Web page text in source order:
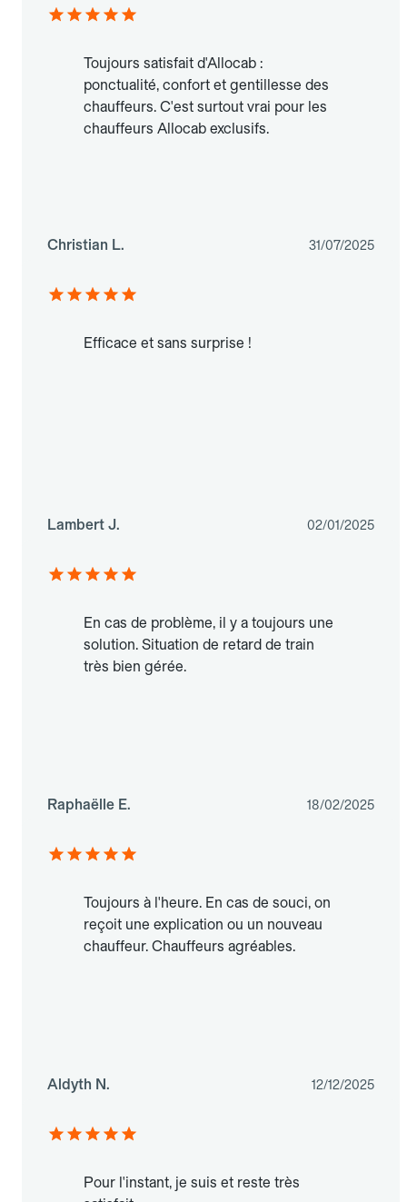
Toujours satisfait d'Allocab :
ponctualité, confort et gentillesse des
chauffeurs. C'est surtout vrai pour les
chauffeurs Allocab exclusifs.
Christian L. 31/07/2025
Efficace et sans surprise !
Lambert J. 02/01/2025
En cas de problème, il y a toujours une
solution. Situation de retard de train
très bien gérée.
Raphaëlle E. 18/02/2025
Toujours à l'heure. En cas de souci, on
reçoit une explication ou un nouveau
chauffeur. Chauffeurs agréables.
Aldyth N. 12/12/2025
Pour l'instant, je suis et reste très